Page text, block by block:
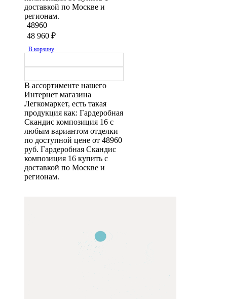
доставкой по Москве и
регионам.
48960
48 960 ₽
В корзину
В ассортименте нашего
Интернет магазина
Легкомаркет, есть такая
продукция как: Гардеробная
Скандис композиция 16 с
любым вариантом отделки
по доступной цене от 48960
руб. Гардеробная Скандис
композиция 16 купить с
доставкой по Москве и
регионам.